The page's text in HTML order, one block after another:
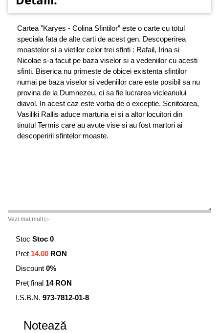
Cartea ”Karyes - Colina Sfintilor” este o carte cu totul
speciala fata de alte carti de acest gen. Descoperirea
moastelor si a vietilor celor trei sfinti : Rafail, Irina si
Nicolae s-a facut pe baza viselor si a vedeniilor cu acesti
sfinti. Biserica nu primeste de obicei existenta sfintilor
numai pe baza viselor si vedeniilor care este posibil sa nu
provina de la Dumnezeu, ci sa fie lucrarea vicleanului
diavol. In acest caz este vorba de o exceptie. Scriitoarea,
Vasiliki Rallis aduce marturia ei si a altor locuitori din
tinutul Termis care au avute vise si au fost martori ai
descoperirii sfintelor moaste.
Vezi mai mult ▷
Stoc Stoc 0
Preț 14.00 RON
Discount 0%
Preț final 14 RON
I.S.B.N. 973-7812-01-8
Notează